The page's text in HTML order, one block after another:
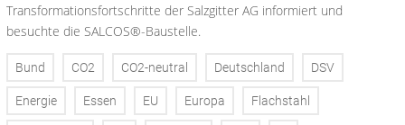
Transformationsfortschritte der Salzgitter AG informiert und
besuchte die SALCOS®-Baustelle.
Bund CO2 CO2-neutral Deutschland DSV
Energie Essen EU Europa Flachstahl